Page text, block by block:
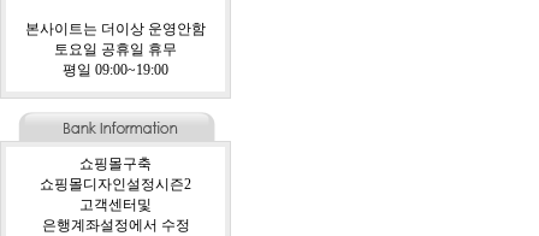
본사이트는 더이상 운영안함
토요일 공휴일 휴무
평일 09:00~19:00
쇼핑몰구축
쇼핑몰디자인설정시즌2
고객센터및
은행계좌설정에서 수정